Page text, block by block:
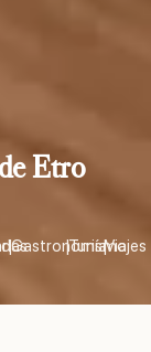
Etro
|Gastronomía
|Turismo
|Viajes